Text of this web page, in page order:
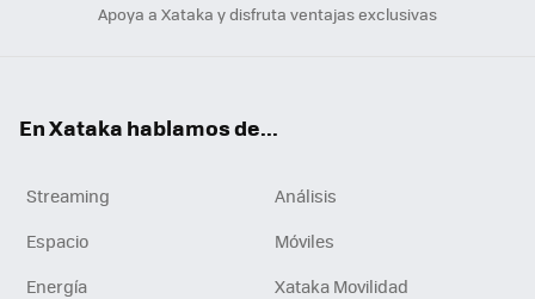
Apoya a Xataka y disfruta ventajas exclusivas
En Xataka hablamos de...
Streaming
Análisis
Espacio
Móviles
Energía
Xataka Movilidad